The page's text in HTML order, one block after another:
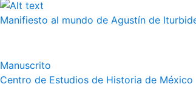
Manifiesto al mundo de Agustín de
Manuscrito
Centro de Estudios de Historia de México